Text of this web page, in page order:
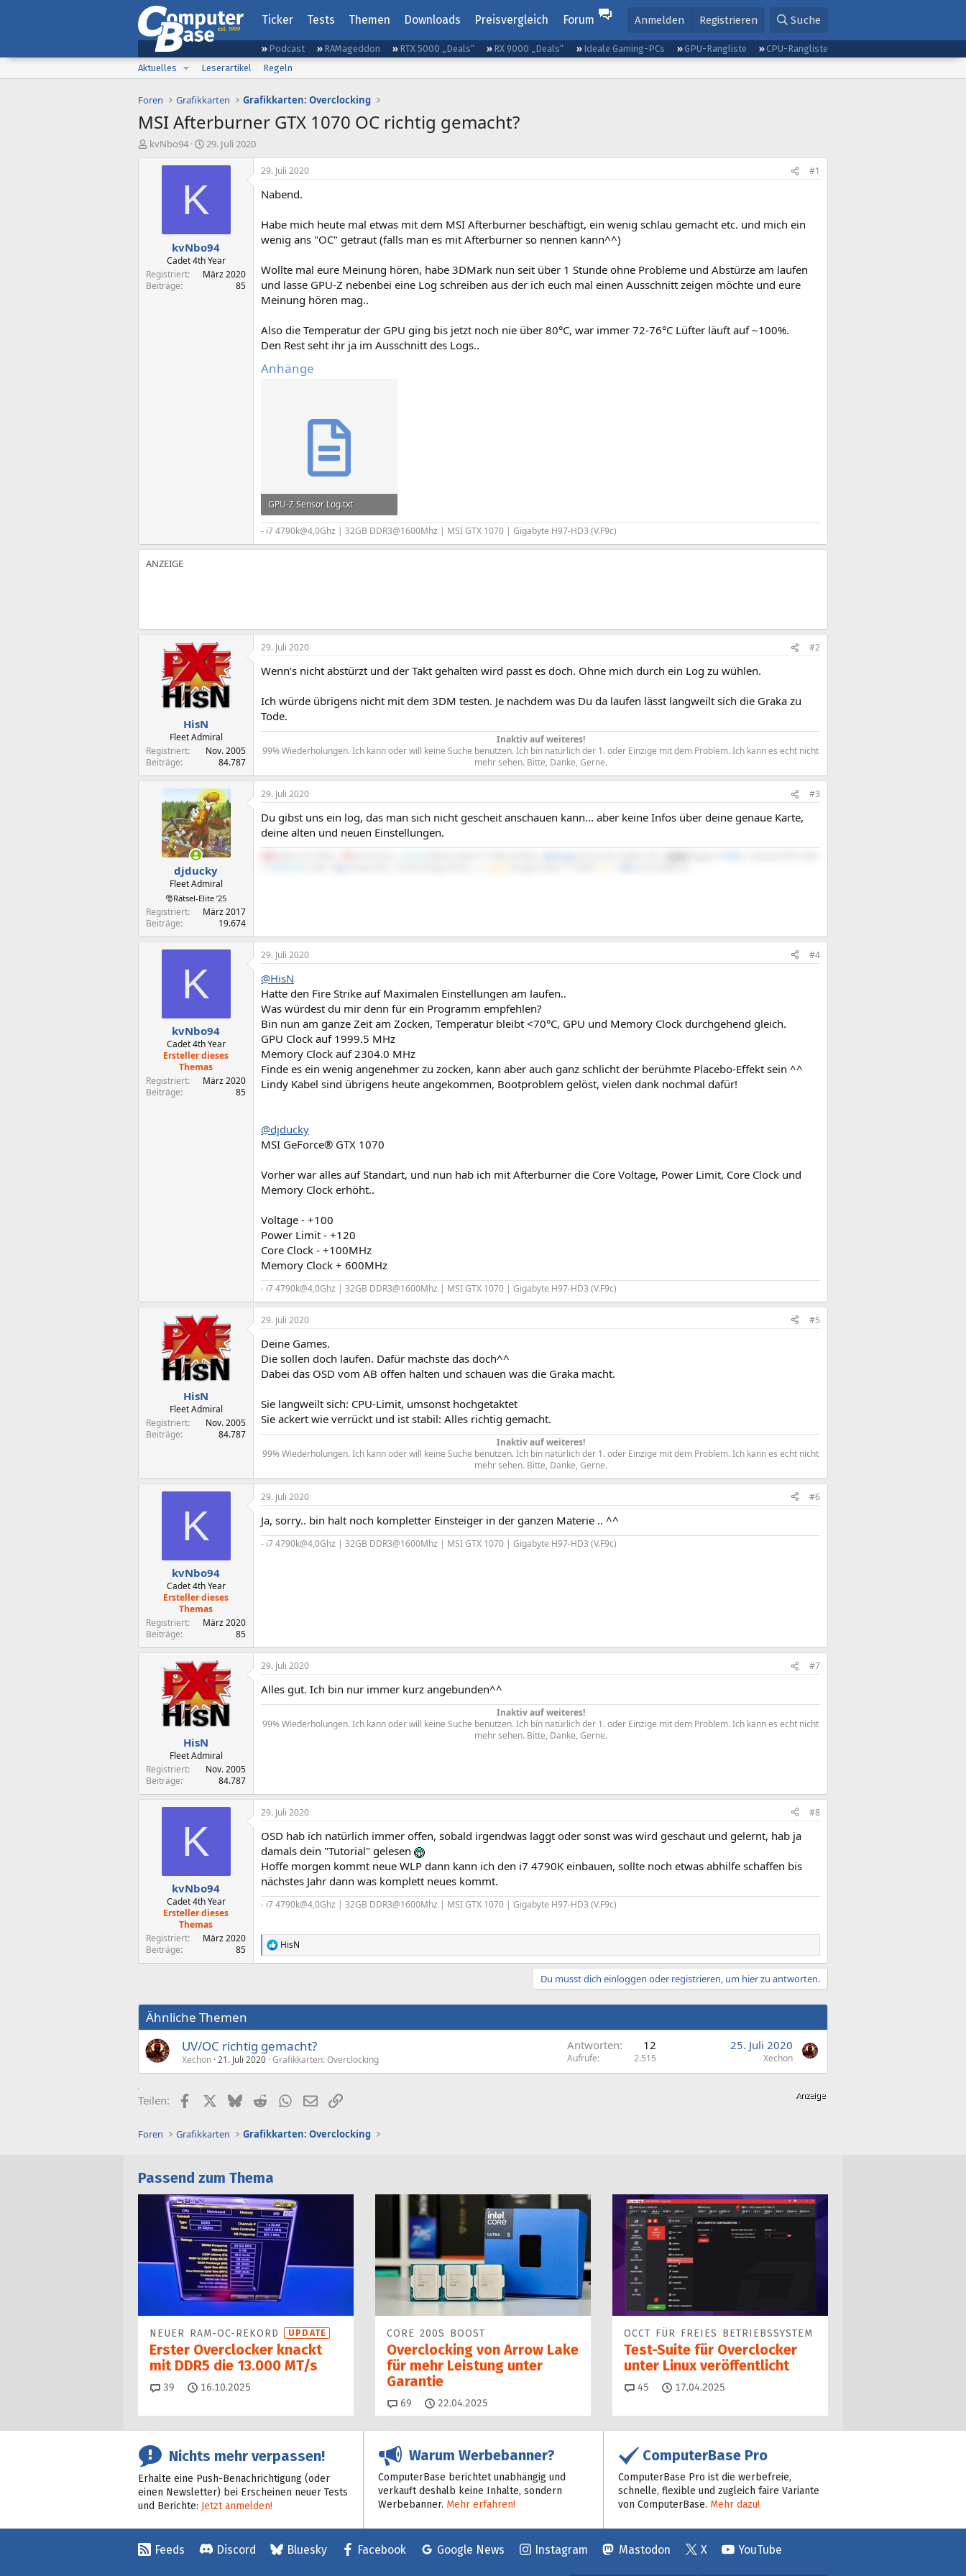
Ticker Tests Themen Downloads Preisvergleich Forum Anmelden Registrieren Suche
Podcast RAMageddon RTX 5000 „Deals“ RX 9000 „Deals“ Ideale Gaming-PCs GPU-Rangliste
CPU-Rangliste
Aktuelles
Leserartikel Regeln
Foren Grafikkarten Grafikkarten: Overclocking
MSI Afterburner GTX 1070 OC richtig gemacht?
E
kvNbo94
E
s
l
t
a
m
29. Juli 2020
K
kvNbo94
Cadet 4th Year
Registriert
März 2020
Beiträge
85
29. Juli 2020 #1
Nabend.
Habe mich heute mal etwas mit dem MSI Afterburner beschäftigt, ein wenig schlau gemacht etc. und mich ein
wenig ans "OC" getraut (falls man es mit Afterburner so nennen kann^^)
Wollte mal eure Meinung hören, habe 3DMark nun seit über 1 Stunde ohne Probleme und Abstürze am laufen
und lasse GPU-Z nebenbei eine Log schreiben aus der ich euch mal einen Ausschnitt zeigen möchte und eure
Meinung hören mag..
Also die Temperatur der GPU ging bis jetzt noch nie über 80°C, war immer 72-76°C Lüfter läuft auf ~100%.
Den Rest seht ihr ja im Ausschnitt des Logs..
Anhänge
GPU-Z Sensor Log.txt
78,5 KB · Aufrufe: 1.293
- i7 4790k@4,0Ghz | 32GB DDR3@1600Mhz | MSI GTX 1070 | Gigabyte H97-HD3 (V.F9c)
HisN
Fleet Admiral
Registriert
Nov. 2005
Beiträge
84.787
29. Juli 2020 #2
Wenn’s nicht abstürzt und der Takt gehalten wird passt es doch. Ohne mich durch ein Log zu wühlen.
Ich würde übrigens nicht mit dem 3DM testen. Je nachdem was Du da laufen lässt langweilt sich die Graka zu
Tode.
Inaktiv auf weiteres!
99% Wiederholungen. Ich kann oder will keine Suche benutzen. Ich bin natürlich der 1. oder Einzige mit dem Problem. Ich kann es echt nicht
mehr sehen. Bitte, Danke, Gerne.​
djducky
Fleet Admiral
🎅Rätsel-Elite ’25
Registriert
März 2017
Beiträge
19.674
29. Juli 2020 #3
Du gibst uns ein log, das man sich nicht gescheit anschauen kann... aber keine Infos über deine genaue Karte,
deine alten und neuen Einstellungen.
K
kvNbo94
Cadet 4th Year
Ersteller dieses
Themas
Registriert
März 2020
Beiträge
85
29. Juli 2020 #4
@HisN
Hatte den Fire Strike auf Maximalen Einstellungen am laufen..
Was würdest du mir denn für ein Programm empfehlen?
Bin nun am ganze Zeit am Zocken, Temperatur bleibt <70°C, GPU und Memory Clock durchgehend gleich.
GPU Clock auf 1999.5 MHz
Memory Clock auf 2304.0 MHz
Finde es ein wenig angenehmer zu zocken, kann aber auch ganz schlicht der berühmte Placebo-Effekt sein ^^
Lindy Kabel sind übrigens heute angekommen, Bootproblem gelöst, vielen dank nochmal dafür!
@djducky
MSI GeForce® GTX 1070
Vorher war alles auf Standart, und nun hab ich mit Afterburner die Core Voltage, Power Limit, Core Clock und
Memory Clock erhöht..
Voltage - +100
Power Limit - +120
Core Clock - +100MHz
Memory Clock + 600MHz
- i7 4790k@4,0Ghz | 32GB DDR3@1600Mhz | MSI GTX 1070 | Gigabyte H97-HD3 (V.F9c)
HisN
Fleet Admiral
Registriert
Nov. 2005
Beiträge
84.787
29. Juli 2020 #5
Deine Games.
Die sollen doch laufen. Dafür machste das doch^^
Dabei das OSD vom AB offen halten und schauen was die Graka macht.
Sie langweilt sich: CPU-Limit, umsonst hochgetaktet
Sie ackert wie verrückt und ist stabil: Alles richtig gemacht.
Inaktiv auf weiteres!
99% Wiederholungen. Ich kann oder will keine Suche benutzen. Ich bin natürlich der 1. oder Einzige mit dem Problem. Ich kann es echt nicht
mehr sehen. Bitte, Danke, Gerne.​
K
kvNbo94
Cadet 4th Year
Ersteller dieses
Themas
Registriert
März 2020
Beiträge
85
29. Juli 2020 #6
Ja, sorry.. bin halt noch kompletter Einsteiger in der ganzen Materie .. ^^
- i7 4790k@4,0Ghz | 32GB DDR3@1600Mhz | MSI GTX 1070 | Gigabyte H97-HD3 (V.F9c)
HisN
Fleet Admiral
Registriert
Nov. 2005
Beiträge
84.787
29. Juli 2020 #7
Alles gut. Ich bin nur immer kurz angebunden^^
Inaktiv auf weiteres!
99% Wiederholungen. Ich kann oder will keine Suche benutzen. Ich bin natürlich der 1. oder Einzige mit dem Problem. Ich kann es echt nicht
mehr sehen. Bitte, Danke, Gerne.​
K
kvNbo94
Cadet 4th Year
Ersteller dieses
Themas
Registriert
März 2020
Beiträge
85
29. Juli 2020 #8
OSD hab ich natürlich immer offen, sobald irgendwas laggt oder sonst was wird geschaut und gelernt, hab ja
damals dein "Tutorial" gelesen
Hoffe morgen kommt neue WLP dann kann ich den i7 4790K einbauen, sollte noch etwas abhilfe schaffen bis
nächstes Jahr dann was komplett neues kommt.
- i7 4790k@4,0Ghz | 32GB DDR3@1600Mhz | MSI GTX 1070 | Gigabyte H97-HD3 (V.F9c)
R
e
i
n
e
n
HisN
Du musst dich einloggen oder registrieren, um hier zu antworten.
Ähnliche Themen
UV/OC richtig gemacht?
Xechon 21. Juli 2020 Grafikkarten: Overclocking
Antworten 12
Aufrufe 2.515
25. Juli 2020
Xechon
Teilen: FacebookX (Twitter)
BlueskyRedditWhatsApp
E-MailLink
Foren Grafikkarten Grafikkarten: Overclocking
Passend zum Thema
NEUER RAM-OC-REKORD UPDATE
Erster Overclocker knackt
mit DDR5 die 13.000 MT/s
39 Kommentare
16.10.2025
CORE 200S BOOST
Overclocking von Arrow Lake
für mehr Leistung unter
Garantie
69 Kommentare
22.04.2025
OCCT FÜR FREIES BETRIEBSSYSTEM
Test-Suite für Overclocker
unter Linux veröffentlicht
45 Kommentare
17.04.2025
Nichts mehr verpassen!
Erhalte eine Push-Benachrichtigung (oder
einen Newsletter) bei Erscheinen neuer Tests
und Berichte: Jetzt anmelden!
Warum Werbebanner?
ComputerBase berichtet unabhängig und
verkauft deshalb keine Inhalte, sondern
Werbebanner. Mehr erfahren!
ComputerBase Pro
ComputerBase Pro ist die werbefreie,
schnelle, flexible und zugleich faire Variante
von ComputerBase. Mehr dazu!
Feeds Discord Bluesky Facebook Google News Instagram Mastodon X YouTube